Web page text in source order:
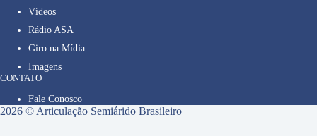
Vídeos
Rádio ASA
Giro na Mídia
Imagens
CONTATO
Fale Conosco
2026 © Articulação Semiárido Brasileiro